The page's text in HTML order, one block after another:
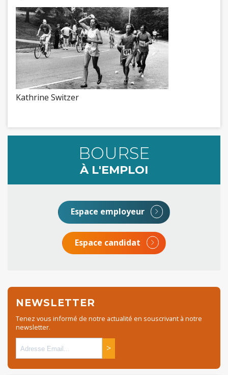
Kathrine Switzer
BOURSE
À L'EMPLOI
Espace employeur
Espace candidat
NEWSLETTER
Tenez vous informé de notre actualité en souscrivant à notre
newsletter.
>